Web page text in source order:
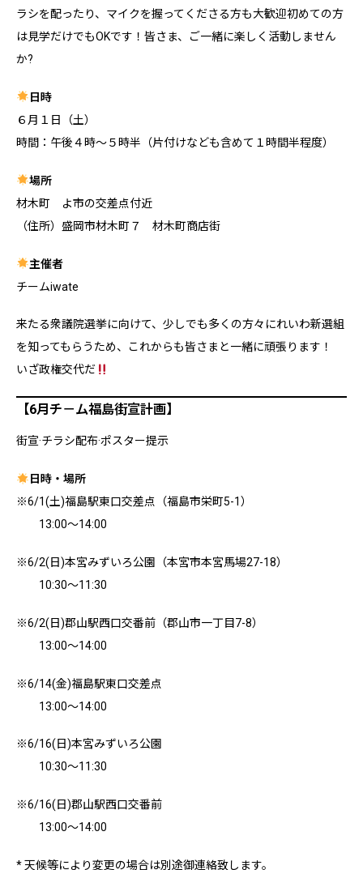
ラシを配ったり、マイクを握ってくださる方も大歓迎初めての方
は見学だけでもOKです！皆さま、ご一緒に楽しく活動しません
か?
日時
６月１日（土）
時間：午後４時〜５時半（片付けなども含めて１時間半程度）
場所
材木町 よ市の交差点付近
（住所）盛岡市材木町７ 材木町商店街
主催者
チームiwate
来たる衆議院選挙に向けて、少しでも多くの方々にれいわ新選組
を知ってもらうため、これからも皆さまと一緒に頑張ります！
いざ政権交代だ
【6月チ－ム福島街宣計画】
街宣·チラシ配布·ポスター提示
日時・場所
※6/1(土)福島駅東口交差点（福島市栄町5-1）
13:00～14:00
※6/2(日)本宮みずいろ公園（本宮市本宮馬場27-18）
10:30～11:30
※6/2(日)郡山駅西口交番前（郡山市一丁目7-8）
13:00～14:00
※6/14(金)福島駅東口交差点
13:00～14:00
※6/16(日)本宮みずいろ公園
10:30～11:30
※6/16(日)郡山駅西口交番前
13:00～14:00
* 天候等により変更の場合は別途御連絡致します。